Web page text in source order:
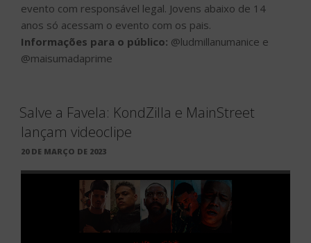
evento com responsável legal. Jovens abaixo de 14
anos só acessam o evento com os pais.
Informações para o público: @ludmillanumanice e
@maisumadaprime
Salve a Favela: KondZilla e MainStreet
lançam videoclipe
PUBLICADO
20 DE MARÇO DE 2023